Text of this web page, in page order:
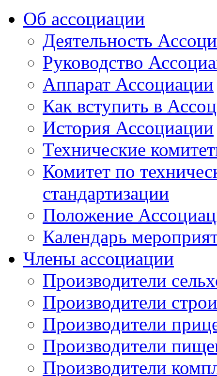
Об ассоциации
Деятельность
Руководство
Аппарат Ассоциации
Как вступить в
История Ассоциации
Технические
Комитет по
стандартизации
Положение
Календарь
Члены ассоциации
Производители
Производители
Производители
Производители
Производители